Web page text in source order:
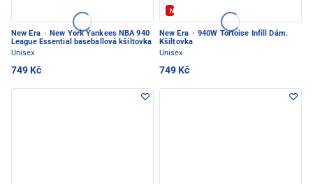
New Era · New York Yankees NBA 940
League Essential baseballová kšiltovka
Unisex
749 Kč
Novinka
New Era · 940W Tortoise Infill Dám.
Kšiltovka
Unisex
749 Kč